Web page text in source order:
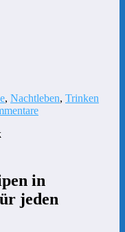
, Nachtleben, Trinken
in
jeden